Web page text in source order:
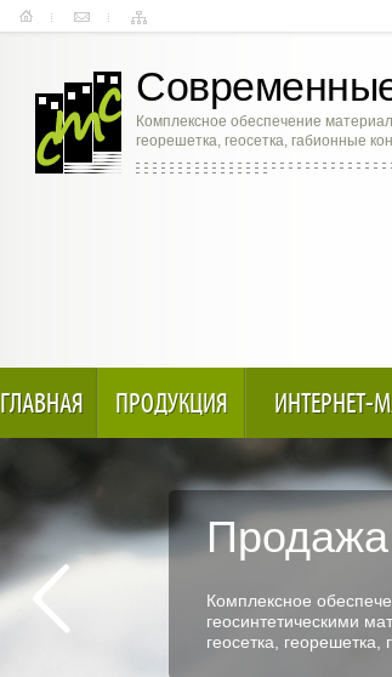
Современные
Комплексное обеспечение
георешетка, геосетка, габионные
ГЛАВНАЯ ПРОДУКЦИЯ ИНТЕРНЕТ-
Продажа
Комплексное
геосинтетическими
геосетка, георешетка,